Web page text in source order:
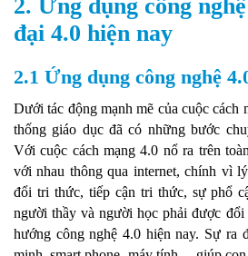
2. Ứng dụng công
đại 4.0 hiện nay
2.1 Ứng dụng công nghệ
Dưới tác động mạnh mẽ của cuộc cách
thống giáo dục đã có những bước
Với cuộc cách mạng 4.0 nổ ra trên
với nhau thông qua internet, chính vì
đổi tri thức, tiếp cận tri thức, sự phổ
người thầy và người học phải được
hướng công nghệ 4.0 hiện nay. Sự ra